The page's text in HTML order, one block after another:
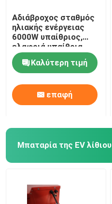
μπαταρία λίθιου 18650
Αδιάβροχος σταθμός
ηλιακής ενέργειας
6000W υπαίθριος,
ελαφριά υπαίθρια
κινητή παροχή
ηλεκτρικού ρεύματος
Καλύτερη τιμή
επαφή
Μπαταρία της EV λίθιου